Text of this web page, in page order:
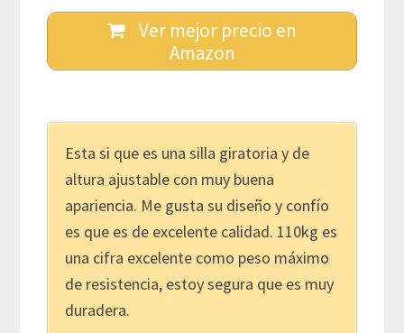
Ver mejor precio en
Amazon
Esta si que es una silla giratoria y de
altura ajustable con muy buena
apariencia. Me gusta su diseño y confío
es que es de excelente calidad. 110kg es
una cifra excelente como peso máximo
de resistencia, estoy segura que es muy
duradera.